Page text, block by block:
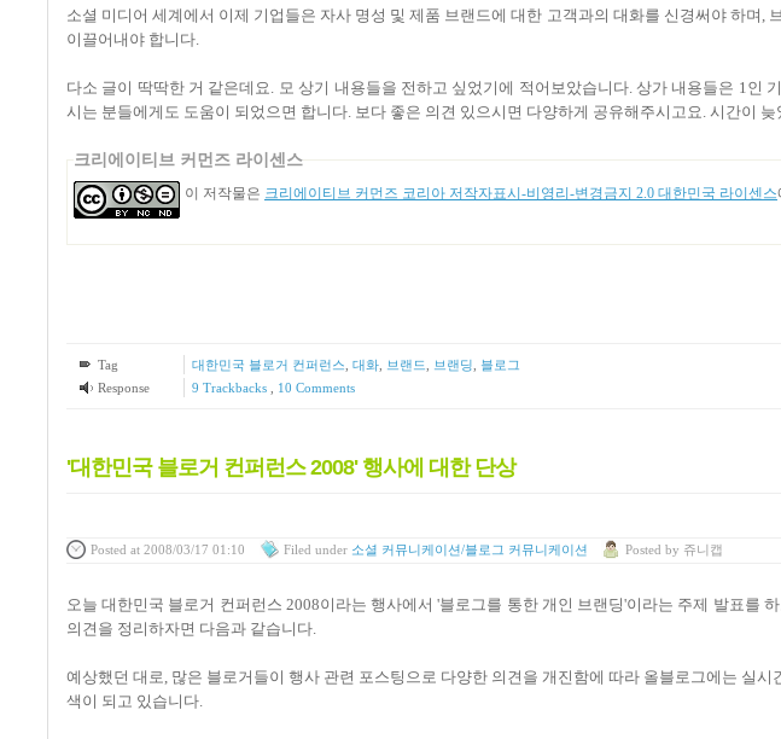
소셜 미디어 세계에서 이제 기업들은 자사 명성 및 제품 브랜드에 대한 고객과의 대화를 신경써야 하며,
이끌어내야 합니다.
다소 글이 딱딱한 거 같은데요. 모 상기 내용들을 전하고 싶었기에 적어보았습니다. 상가 내용들은 1인
시는 분들에게도 도움이 되었으면 합니다. 보다 좋은 의견 있으시면 다양하게 공유해주시고요. 시간이
크리에이티브 커먼즈 라이센스
이 저작물은 크리에이티브 커먼즈 코리아 저작자표시-비영리-변경금지 2.0 대한민국 라이센스
Tag 대한민국 블로거 컨퍼런스 대화, 브랜드 브랜딩 블로그
Response
9 Trackbacks 10 Comments
'대한민국 블로거 컨퍼런스 2008' 행사에 대한 단상
Posted at 2008/03/17 01:10 Filed under 소셜 커뮤니케이션/블로그 커뮤니케이션 Posted by 쥬니캡
오늘 대한민국 블로거 컨퍼런스 2008이라는 행사에서 '블로그를 통한 개인 브랜딩'이라는 주제 발표를
의견을 정리하자면 다음과 같습니다.
예상했던 대로, 많은 블로거들이 행사 관련 포스팅으로 다양한 의견을 개진함에 따라 올블로그에는 실
색이 되고 있습니다.